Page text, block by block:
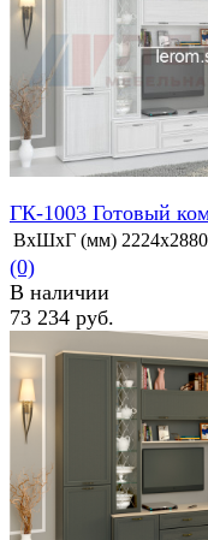
избранное сравнить
избранное сравнить
ГК-1003 Готовый
ВхШхГ (мм)
(0)
В наличии
73 234 руб.